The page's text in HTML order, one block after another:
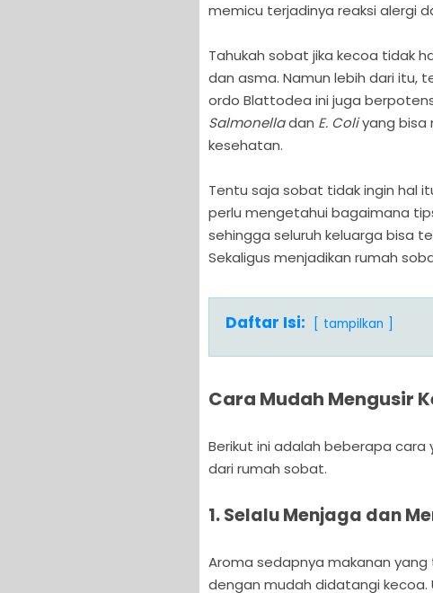
memicu terjadinya reaksi alergi
Tahukah sobat jika kecoa tidak
dan asma. Namun lebih dari itu,
ordo Blattodea ini juga
Salmonelladan E. Coliyang bisa
kesehatan.
Tentu saja sobat tidak ingin hal
perlu mengetahui bagaimana
sehingga seluruh keluarga bisa
Sekaligus menjadikan rumah
Daftar Isi: tampilkan
Cara Mudah Mengusir
Berikut ini adalah beberapa cara
dari rumah sobat.
1. Selalu Menjaga dan
Aroma sedapnya makanan
dengan mudah didatangi kecoa.